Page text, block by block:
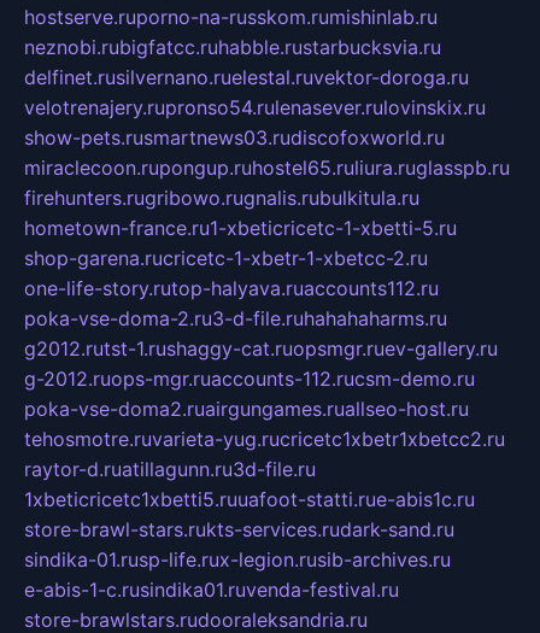
hostserve.ruporno-na-russkom.rumishinlab.ru
neznobi.rubigfatcc.ruhabble.rustarbucksvia.ru
delfinet.rusilvernano.ruelestal.ruvektor-doroga.ru
velotrenajery.rupronso54.rulenasever.rulovinskix.ru
show-pets.rusmartnews03.rudiscofoxworld.ru
miraclecoon.rupongup.ruhostel65.ruliura.ruglasspb.ru
firehunters.rugribowo.rugnalis.rubulkitula.ru
hometown-france.ru1-xbeticricetc-1-xbetti-5.ru
shop-garena.rucricetc-1-xbetr-1-xbetcc-2.ru
one-life-story.rutop-halyava.ruaccounts112.ru
poka-vse-doma-2.ru3-d-file.ruhahahaharms.ru
g2012.rutst-1.rushaggy-cat.ruopsmgr.ruev-gallery.ru
g-2012.ruops-mgr.ruaccounts-112.rucsm-demo.ru
poka-vse-doma2.ruairgungames.ruallseo-host.ru
tehosmotre.ruvarieta-yug.rucricetc1xbetr1xbetcc2.ru
raytor-d.ruatillagunn.ru3d-file.ru
1xbeticricetc1xbetti5.ruuafoot-statti.rue-abis1c.ru
store-brawl-stars.rukts-services.rudark-sand.ru
sindika-01.rusp-life.rux-legion.rusib-archives.ru
e-abis-1-c.rusindika01.ruvenda-festival.ru
store-brawlstars.rudooraleksandria.ru